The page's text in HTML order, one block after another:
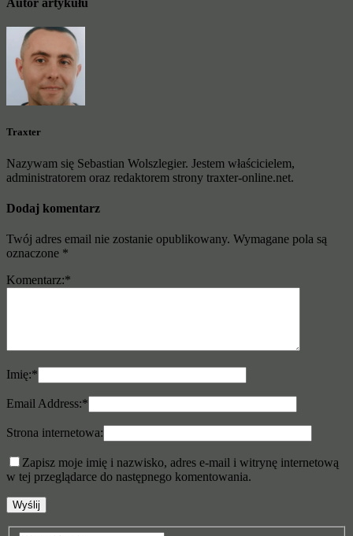
Traxter
Nazywam się Sebastian Wolszlegier. Jestem właścicielem,
administratorem oraz redaktorem strony traxter-online.net.
Dodaj komentarz
Twój adres email nie zostanie opublikowany. Wymagane pola są
oznaczone *
Komentarz:*
Imię:*
Email Address:*
Strona internetowa:
Zapisz moje imię i nazwisko, adres e-mail i witrynę internetową
w tej przeglądarce do następnego komentowania.